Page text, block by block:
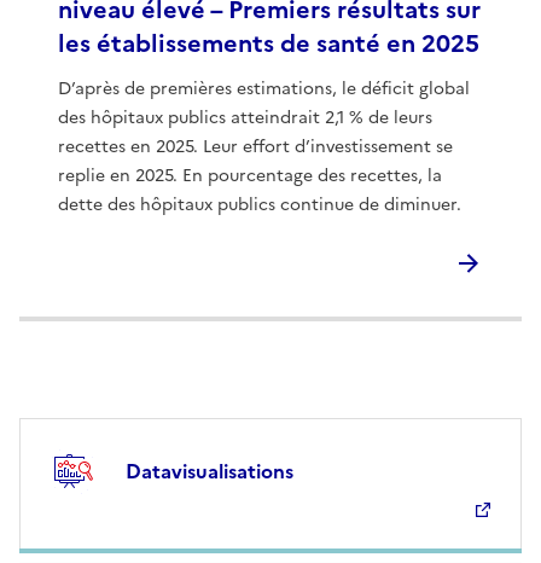
niveau élevé – Premiers résultats sur
les établissements de santé en 2025
D’après de premières estimations, le déficit global
des hôpitaux publics atteindrait 2,1 % de leurs
recettes en 2025. Leur effort d’investissement se
replie en 2025. En pourcentage des recettes, la
dette des hôpitaux publics continue de diminuer.
Datavisualisations